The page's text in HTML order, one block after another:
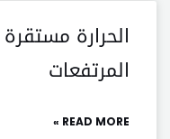
الحرارة
المرتفعات
READ MORE »